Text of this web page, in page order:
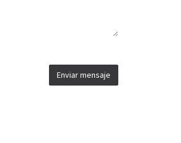
Enviar mensaje